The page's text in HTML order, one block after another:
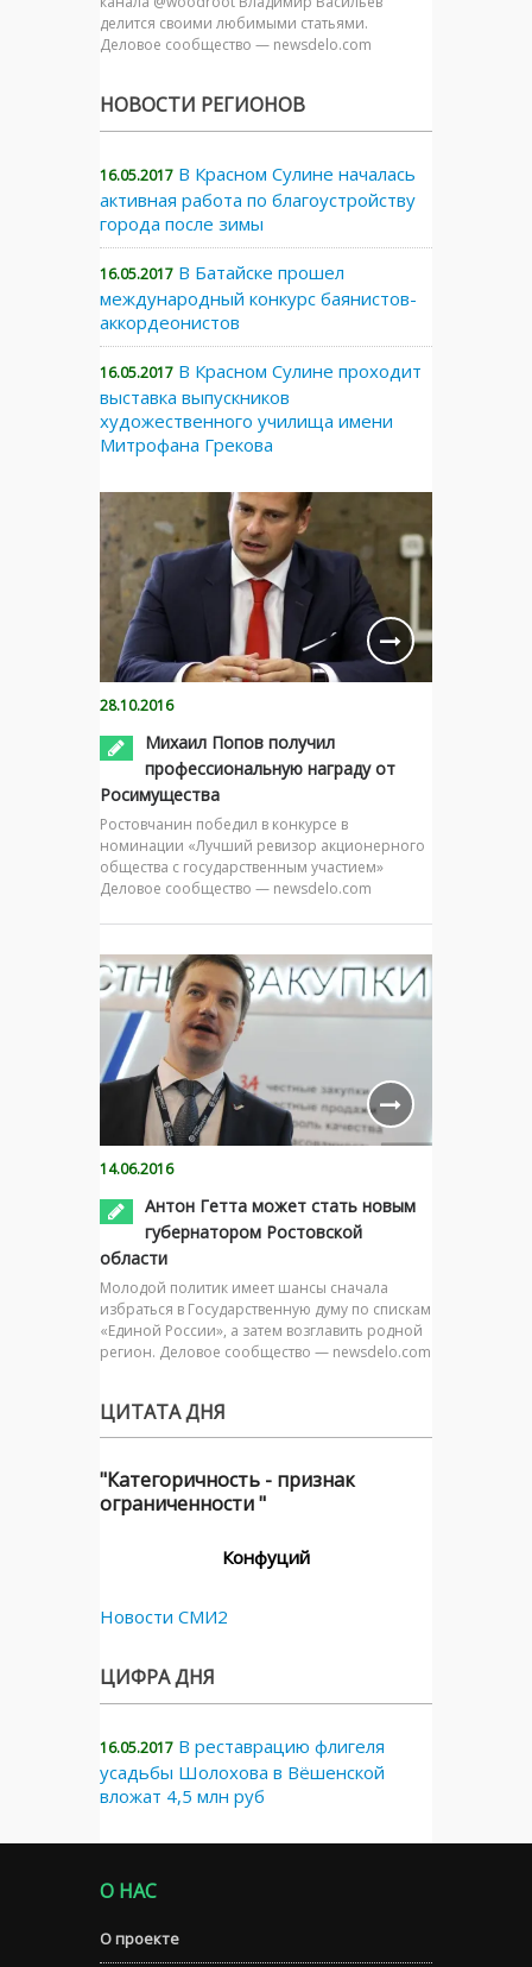
делится своими любимыми статьями.
Деловое сообщество — newsdelo.com
НОВОСТИ РЕГИОНОВ
16.05.2017 В Красном Сулине началась
активная работа по благоустройству
города после зимы
16.05.2017 В Батайске прошел
международный конкурс баянистов-
аккордеонистов
16.05.2017 В Красном Сулине проходит
выставка выпускников
художественного училища имени
Митрофана Грекова
28.10.2016
Михаил Попов получил
профессиональную награду от
Росимущества
Ростовчанин победил в конкурсе в
номинации «Лучший ревизор акционерного
общества с государственным участием»
Деловое сообщество — newsdelo.com
14.06.2016
Антон Гетта может стать новым
губернатором Ростовской
области
Молодой политик имеет шансы сначала
избраться в Государственную думу по спискам
«Единой России», а затем возглавить родной
регион. Деловое сообщество — newsdelo.com
ЦИТАТА ДНЯ
"Категоричность - признак
ограниченности "
Конфуций
Новости СМИ2
ЦИФРА ДНЯ
16.05.2017 В реставрацию флигеля
усадьбы Шолохова в Вёшенской
вложат 4,5 млн руб
О НАС
О проекте